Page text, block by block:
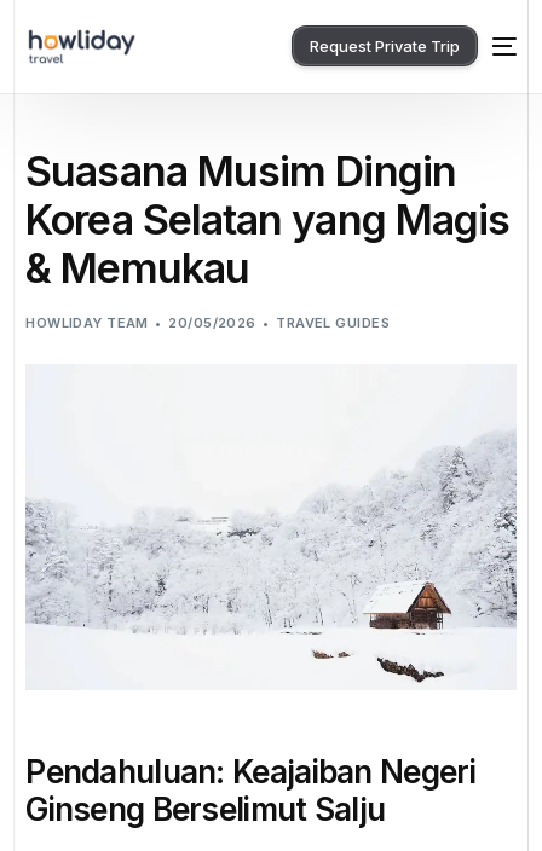
Request Private Trip
Suasana Musim Dingin
Korea Selatan yang Magis
& Memukau
HOWLIDAY TEAM 20/05/2026 TRAVEL GUIDES
Pendahuluan: Keajaiban Negeri
Ginseng Berselimut Salju